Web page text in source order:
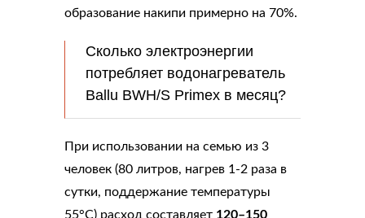
образование накипи примерно на 70%.
Сколько электроэнергии
потребляет водонагреватель
Ballu BWH/S Primex в месяц?
При использовании на семью из 3
человек (80 литров, нагрев 1-2 раза в
сутки, поддержание температуры
55°C) расход составляет 120–150